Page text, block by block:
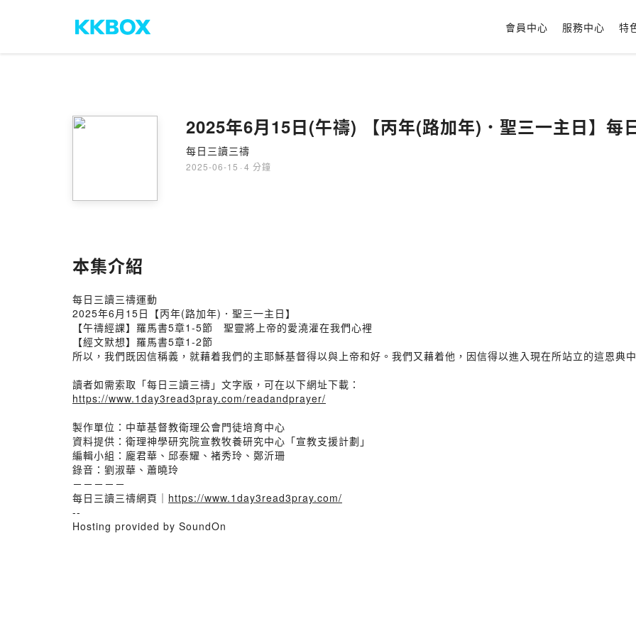
會員中心 服務中心 特
2025年6月15日(午禱) 【丙年(路加年)．聖三一主日】每
每日三讀三禱
2025-06-15 · 4 分鐘
本集介紹
每日三讀三禱運動
2025年6月15日【丙年(路加年)．聖三一主日】
【午禱經課】羅馬書5章1-5節 聖靈將上帝的愛澆灌在我們心裡
【經文默想】羅馬書5章1-2節
所以，我們既因信稱義，就藉着我們的主耶穌基督得以與上帝和好。我們又藉着他，因信得以進入現在所站立的這恩典
讀者如需索取「每日三讀三禱」文字版，可在以下網址下載：
https://www.1day3read3pray.com/readandprayer/
製作單位：中華基督教衛理公會門徒培育中心
資料提供：衛理神學研究院宣教牧養研究中心「宣教支援計劃」
編輯小組：龐君華、邱泰耀、褚秀玲、鄭沂珊
錄音：劉淑華、蕭曉玲
－－－－－
每日三讀三禱網頁｜ https://www.1day3read3pray.com/
--
Hosting provided by SoundOn